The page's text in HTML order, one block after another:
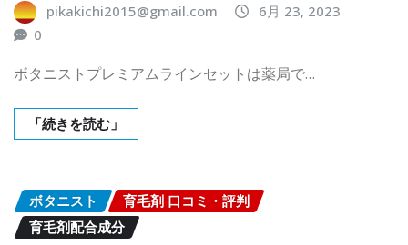
pikakichi2015@gmail.com
6月 23, 2023
0
ボタニストプレミアムラインセットは薬局で…
「続きを読む」
ボタニスト
育毛剤 口コミ・評判
育毛剤配合成分